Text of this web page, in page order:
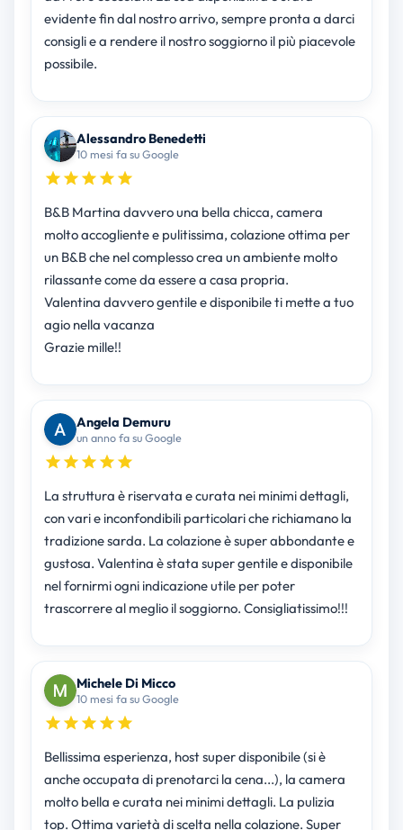
evidente fin dal nostro arrivo, sempre pronta a darci
consigli e a rendere il nostro soggiorno il più piacevole
possibile.
Alessandro Benedetti
10 mesi fa su Google
B&B Martina davvero una bella chicca, camera
molto accogliente e pulitissima, colazione ottima per
un B&B che nel complesso crea un ambiente molto
rilassante come da essere a casa propria.
Valentina davvero gentile e disponibile ti mette a tuo
agio nella vacanza
Grazie mille!!
Angela Demuru
un anno fa su Google
La struttura è riservata e curata nei minimi dettagli,
con vari e inconfondibili particolari che richiamano la
tradizione sarda. La colazione è super abbondante e
gustosa. Valentina è stata super gentile e disponibile
nel fornirmi ogni indicazione utile per poter
trascorrere al meglio il soggiorno. Consigliatissimo!!!
Michele Di Micco
10 mesi fa su Google
Bellissima esperienza, host super disponibile (si è
anche occupata di prenotarci la cena...), la camera
molto bella e curata nei minimi dettagli. La pulizia
top. Ottima varietà di scelta nella colazione. Super